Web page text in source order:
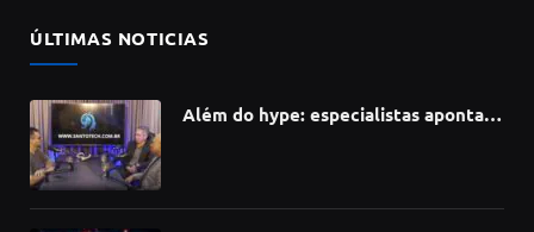
ÚLTIMAS NOTICIAS
Além do hype: especialistas apontam